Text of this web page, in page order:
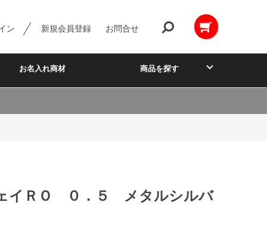
ン 新規会員登録 お問合せ
お名入れ商材 商品を探す
イＲＯ ０．５ メタルシルバ